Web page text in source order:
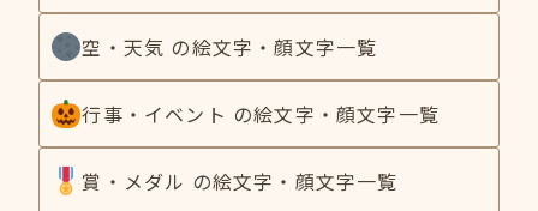
空・天気 の絵文字・顔文字一覧
行事・イベント の絵文字・顔文字一覧
賞・メダル の絵文字・顔文字一覧